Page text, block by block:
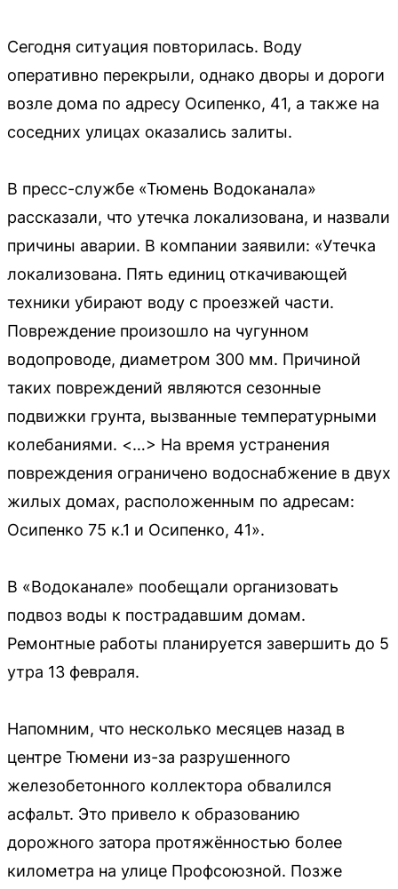
Сегодня ситуация повторилась. Воду
оперативно перекрыли, однако дворы и дороги
возле дома по адресу Осипенко, 41, а также на
соседних улицах оказались залиты.
В пресс-службе «Тюмень Водоканала»
рассказали, что утечка локализована, и назвали
причины аварии. В компании заявили: «Утечка
локализована. Пять единиц откачивающей
техники убирают воду с проезжей части.
Повреждение произошло на чугунном
водопроводе, диаметром 300 мм. Причиной
таких повреждений являются сезонные
подвижки грунта, вызванные температурными
колебаниями. <…> На время устранения
повреждения ограничено водоснабжение в двух
жилых домах, расположенным по адресам:
Осипенко 75 к.1 и Осипенко, 41».
В «Водоканале» пообещали организовать
подвоз воды к пострадавшим домам.
Ремонтные работы планируется завершить до 5
утра 13 февраля.
Напомним, что несколько месяцев назад в
центре Тюмени из-за разрушенного
железобетонного коллектора обвалился
асфальт. Это привело к образованию
дорожного затора протяжённостью более
километра на улице Профсоюзной. Позже